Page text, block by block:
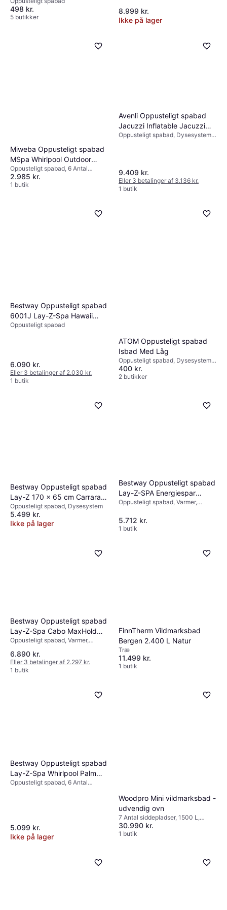
498 kr.
5 butikker
8.999 kr.
Ikke på lager
Miweba Oppusteligt spabad
MSpa Whirlpool Outdoor
Bergen 6 Pers
Oppusteligt spabad, 6 Antal
siddepladser
2.985 kr.
1 butik
Avenli Oppusteligt spabad
Jacuzzi Inflatable Jacuzzi
Gar..
Oppusteligt spabad, Dysesystem,
9.409 kr.
Eller 3 betalinger af 3.136 kr.
1 butik
Bestway Oppusteligt spabad
6001J Lay-Z-Spa Hawaii
AirJet 8 Jacuzzi Spa Pool
Oppusteligt spabad
6.090 kr.
Eller 3 betalinger af 2.030 kr.
1 butik
ATOM Oppusteligt spabad
Isbad Med Låg
Oppusteligt spabad, Dysesystem,
Varmer
400 kr.
2 butikker
Bestway Oppusteligt spabad
Lay-Z 170 x 65 cm Carrara
ThermaCore Smart AirJet 6
Oppusteligt spabad, Dysesystem
5.499 kr.
Ikke på lager
Bestway Oppusteligt spabad
Lay-Z-SPA Energiespar
Whirlpool Bali AirJet
Oppusteligt spabad, Varmer,
5.712 kr.
1 butik
Bestway Oppusteligt spabad
Lay-Z-Spa Cabo MaxHold
EnergySense Smart HydroJet
Oppusteligt spabad, Varmer,
6.890 kr.
Eller 3 betalinger af 2.297 kr.
1 butik
FinnTherm Vildmarksbad
Bergen 2.400 L Natur
Træ
11.499 kr.
1 butik
Bestway Oppusteligt spabad
Lay-Z-Spa Whirlpool Palm
Springs AirJet
Oppusteligt spabad, 6 Antal
5.099 kr.
Ikke på lager
Woodpro Mini vildmarksbad -
udvendig ovn
7 Antal siddepladser, 1500 L,
Belysning, Dysesystem, Varmer,
Boblefunktion., Træ, Glasfiber
30.990 kr.
1 butik